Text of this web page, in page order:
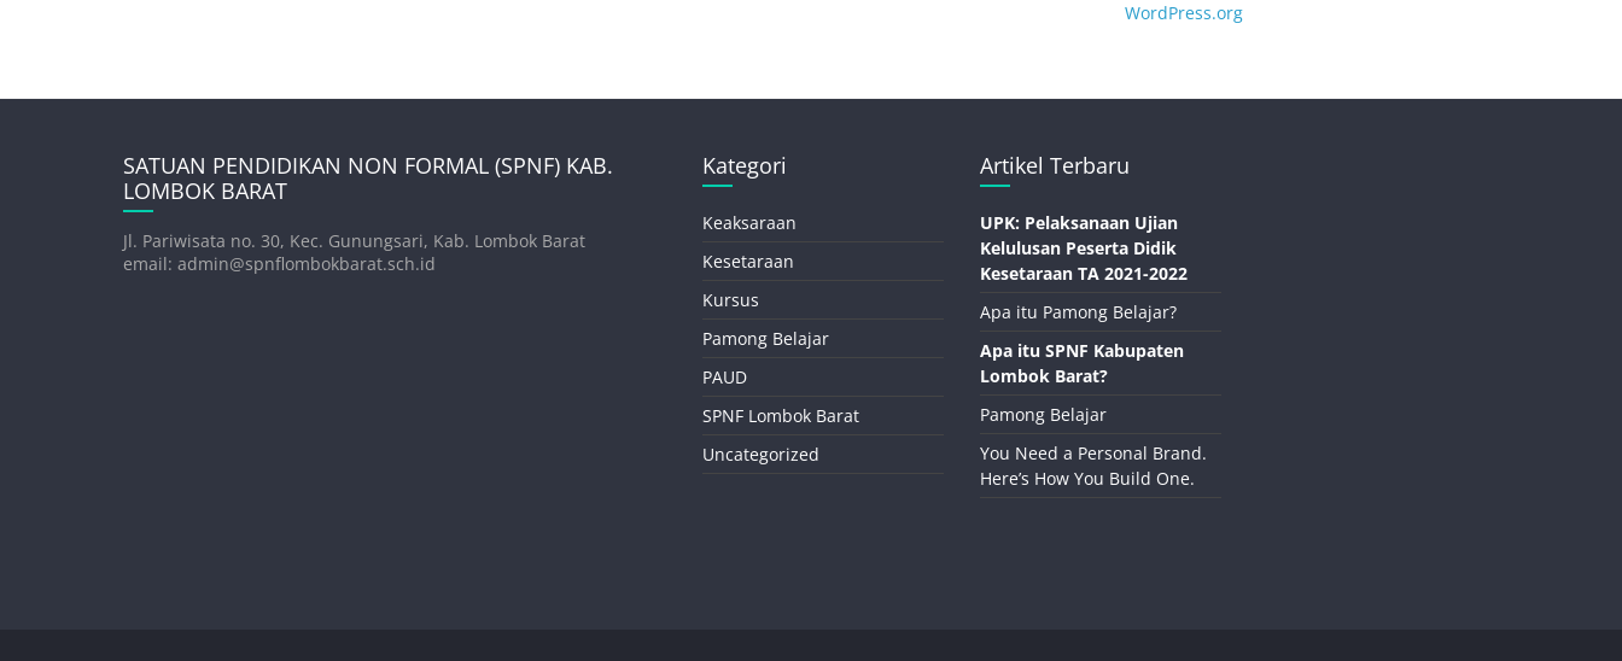
WordPress.org
SATUAN PENDIDIKAN NON FORMAL (SPNF) KAB.
LOMBOK BARAT
Jl. Pariwisata no. 30, Kec. Gunungsari, Kab. Lombok Barat
email: admin@spnflombokbarat.sch.id
Kategori
Keaksaraan
Kesetaraan
Kursus
Pamong Belajar
PAUD
SPNF Lombok Barat
Uncategorized
Artikel Terbaru
UPK: Pelaksanaan Ujian
Kelulusan Peserta Didik
Kesetaraan TA 2021-2022
Apa itu Pamong Belajar?
Apa itu SPNF Kabupaten
Lombok Barat?
Pamong Belajar
You Need a Personal Brand.
Here’s How You Build One.